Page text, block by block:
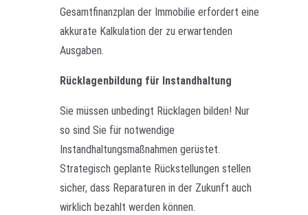
Gesamtfinanzplan der Immobilie erfordert eine
akkurate Kalkulation der zu erwartenden
Ausgaben.
Rücklagenbildung für Instandhaltung
Sie müssen unbedingt Rücklagen bilden! Nur
so sind Sie für notwendige
Instandhaltungsmaßnahmen gerüstet.
Strategisch geplante Rückstellungen stellen
sicher, dass Reparaturen in der Zukunft auch
wirklich bezahlt werden können.